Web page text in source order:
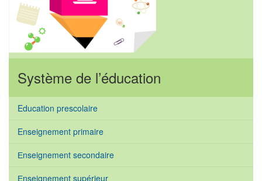
Système de l’éducation
Education prescolaire
Enseignement primaire
Еnseignement secondaire
Еnseignement supérieur